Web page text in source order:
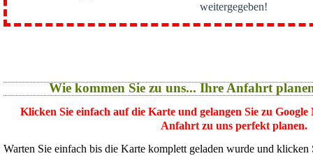
weitergegeben!
Wie kommen Sie zu uns... Ihre Anfahrt
Klicken Sie einfach auf die Karte und gelangen Sie zu
Anfahrt zu uns perfekt planen.
Warten Sie einfach bis die Karte komplett geladen wurde und